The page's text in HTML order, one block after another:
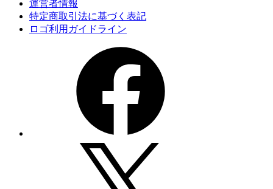
運営者情報
特定商取引法に基づく表記
ロゴ利用ガイドライン